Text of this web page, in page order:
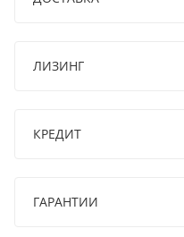
ЛИЗИНГ
КРЕДИТ
ГАРАНТИИ